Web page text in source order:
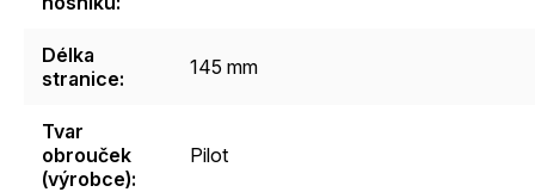
Délka
stranice: 145 mm
Tvar
obrouček
(výrobce):
Pilot